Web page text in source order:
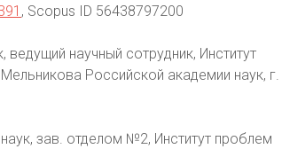
, Scopus ID 56438797200
ведущий научный сотрудник, Институт
Российской академии наук, г.
наук, зав. отделом №2, Институт проблем